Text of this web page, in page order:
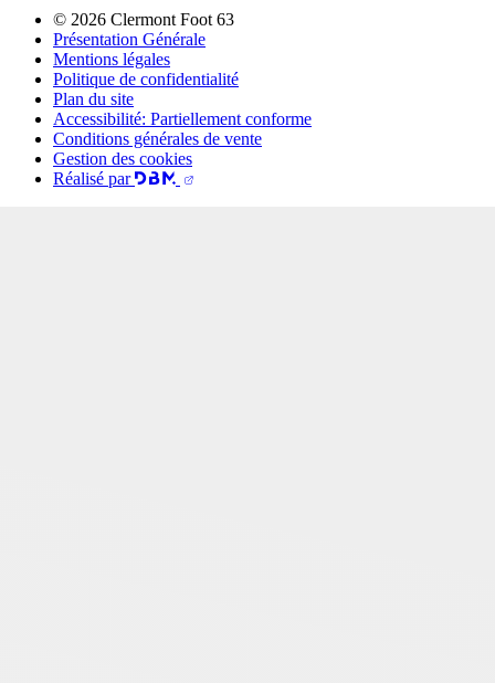
© 2026 Clermont Foot 63
Présentation Générale
Mentions légales
Politique de confidentialité
Plan du site
Accessibilité: Partiellement conforme
Conditions générales de vente
Gestion des cookies
Réalisé par